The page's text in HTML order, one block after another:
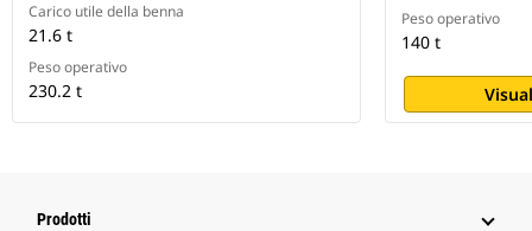
Carico utile della benna
21.6 t
Peso operativo
230.2 t
Peso operativo
140 t
Prodotti